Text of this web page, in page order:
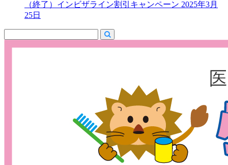
（終了）インビザライン割引キャンペーン 2025年3月
25日